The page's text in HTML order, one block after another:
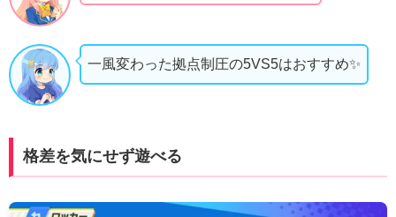
一風変わった拠点制圧の5VS5はおすすめ✨
格差を気にせず遊べる